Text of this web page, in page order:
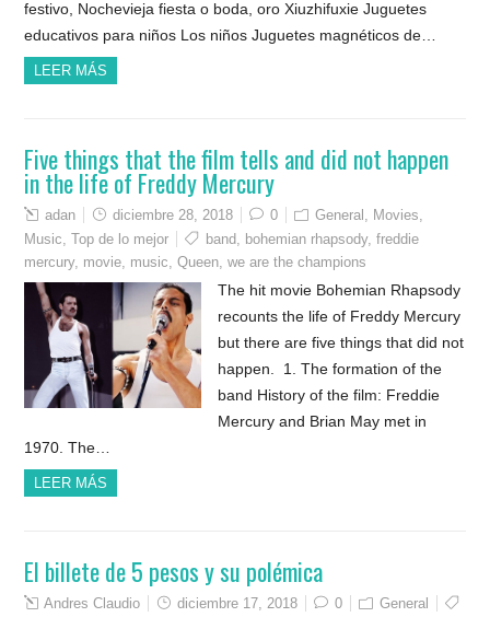
festivo, Nochevieja fiesta o boda, oro Xiuzhifuxie Juguetes
educativos para niños Los niños Juguetes magnéticos de…
LEER MÁS
Five things that the film tells and did not happen
in the life of Freddy Mercury
adan diciembre 28, 2018 0 General , Movies,
Music,Top de lo mejor band, bohemian rhapsody,freddie
mercury, movie, music,Queen,we are the champions
The hit movie Bohemian Rhapsody
recounts the life of Freddy Mercury
but there are five things that did not
happen. 1. The formation of the
band History of the film: Freddie
Mercury and Brian May met in
1970. The…
LEER MÁS
El billete de 5 pesos y su polémica
Andres Claudio diciembre 17, 2018 0
General